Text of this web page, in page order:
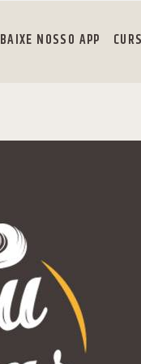
BAIXE NOSSO APP